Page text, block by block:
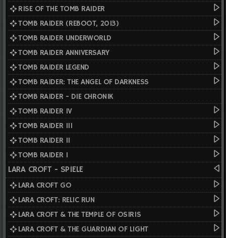
RISE OF THE TOMB RAIDER
TOMB RAIDER (REBOOT, 2013)
TOMB RAIDER UNDERWORLD
TOMB RAIDER ANNIVERSARY
TOMB RAIDER LEGEND
TOMB RAIDER: THE ANGEL OF DARKNESS
TOMB RAIDER - DIE CHRONIK
TOMB RAIDER IV
TOMB RAIDER III
TOMB RAIDER II
TOMB RAIDER I
LARA CROFT - SPIELE
LARA CROFT GO
LARA CROFT: RELIC RUN
LARA CROFT & THE TEMPLE OF OSIRIS
LARA CROFT & THE GUARDIAN OF LIGHT